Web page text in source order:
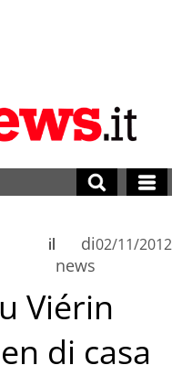
di
news
il 02/11/2012
Viérin
di casa